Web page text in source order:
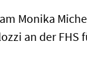
Monika
an der